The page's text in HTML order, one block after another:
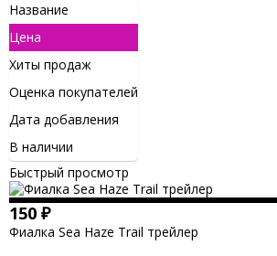
Название
Цена
Хиты продаж
Оценка покупателей
Дата добавления
В наличии
Быстрый просмотр
150 ₽
Фиалка Sea Haze Trail трейлер